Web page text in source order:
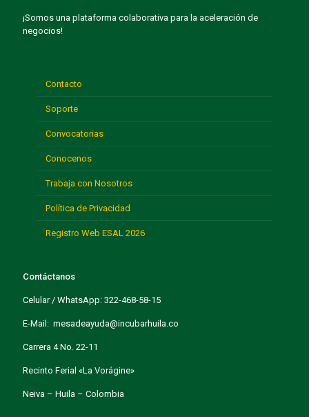
¡Somos una plataforma colaborativa para la aceleración de
negocios!
Contacto
Soporte
Convocatorias
Conocenos
Trabaja con Nosotros
Política de Privacidad
Registro Web ESAL 2026
Contáctanos
Celular / WhatsApp: 322-468-58-15
E-Mail: mesadeayuda@incubarhuila.co
Carrera 4 No. 22-11
Recinto Ferial «La Vorágine»
Neiva – Huila – Colombia